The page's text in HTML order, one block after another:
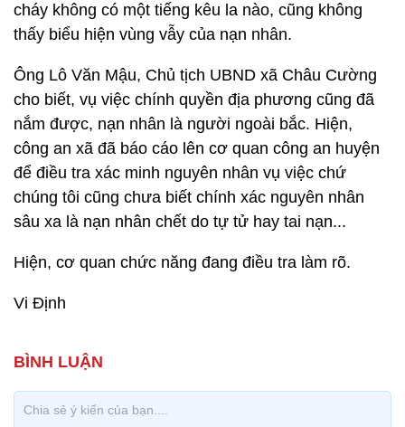
cháy không có một tiếng kêu la nào, cũng không
thấy biểu hiện vùng vẫy của nạn nhân.
Ông Lô Văn Mậu, Chủ tịch UBND xã Châu Cường
cho biết, vụ việc chính quyền địa phương cũng đã
nắm được, nạn nhân là người ngoài bắc. Hiện,
công an xã đã báo cáo lên cơ quan công an huyện
để điều tra xác minh nguyên nhân vụ việc chứ
chúng tôi cũng chưa biết chính xác nguyên nhân
sâu xa là nạn nhân chết do tự tử hay tai nạn...
Hiện, cơ quan chức năng đang điều tra làm rõ.
Vi Định